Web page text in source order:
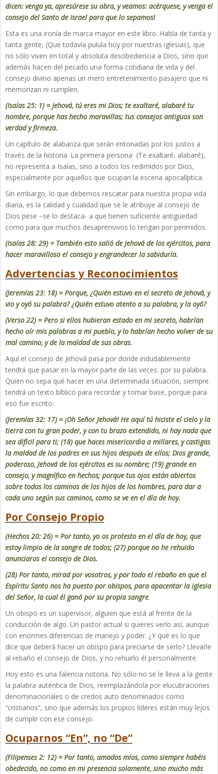
dicen: venga ya, apresúrese su obra, y veamos: acérquese, y venga el
consejo del Santo de Israel para que lo sepamos!
Esta es una ironía de marca mayor en este libro. Habla de tanta y
tanta gente, (Que todavía pulula hoy por nuestras iglesias), que
no sólo viven en total y absoluta desobediencia a Dios, sino que
además hacen del pecado una forma cotidiana de vida y del
consejo divino apenas un mero entretenimiento pasajero que ni
memorizan ni cumplen.
(Isaías 25: 1) = Jehová, tú eres mi Dios; te exaltaré, alabaré tu
nombre, porque has hecho maravillas; tus consejos antiguos son
verdad y firmeza.
Un capítulo de alabanza que serán entonadas por los justos a
través de la historia. La primera persona (Te exaltaré, alabaré),
no representa a Isaías, sino a todos los redimidos por Dios,
especialmente por aquellos que ocupan la escena apocalíptica.
Sin embargo, lo que debemos rescatar para nuestra propia vida
diaria, es la calidad y cualidad que se le atribuye al consejo de
Dios pese –se lo destaca- a que tienen suficiente antigüedad
como para que muchos desaprensivos lo tengan por perimidos.
(Isaías 28: 29) = También esto salió de Jehová de los ejércitos, para
hacer maravilloso el consejo y engrandecer la sabiduría.
Advertencias y Reconocimientos
(Jeremías 23: 18) = Porque, ¿Quién estuvo en el secreto de Jehová, y
vio y oyó su palabra? ¿Quién estuvo atento a su palabra, y la oyó?
(Verso 22) = Pero si ellos hubieran estado en mi secreto, habrían
hecho oír mis palabras a mi pueblo, y lo habrían hecho volver de su
mal camino, y de la maldad de sus obras.
Aquí el consejo de Jehová pasa por donde indudablemente
tendrá que pasar en la mayor parte de las veces: por su palabra.
Quien no sepa qué hacer en una determinada situación, siempre
tendrá un texto bíblico para recordar y tomar base, porque para
eso fue escrito.
(Jeremías 32: 17) = ¡Oh Señor Jehová! He aquí tú hiciste el cielo y la
tierra con tu gran poder, y con tu brazo extendido, ni hay nada que
sea difícil para ti; (18) que haces misericordia a millares, y castigas
la maldad de los padres en sus hijos después de ellos; Dios grande,
poderoso, Jehová de los ejércitos es su nombre; (19) grande en
consejo, y magnífico en hechos; porque tus ojos están abiertos
sobre todos los caminos de los hijos de los hombres, para dar a
cada uno según sus caminos, como se ve en el día de hoy.
Por Consejo Propio
(Hechos 20: 26) = Por tanto, yo os protesto en el día de hoy, que
estoy limpio de la sangre de todos; (27) porque no he rehuido
anunciaros el consejo de Dios.
(28) Por tanto, mirad por vosotros, y por todo el rebaño en que el
Espíritu Santo nos ha puesto por obispos, para apacentar la iglesia
del Señor, la cual él ganó por su propia sangre.
Un obispo es un supervisor, alguien que está al frente de la
conducción de algo. Un pastor actual si quieres verlo así, aunque
con enormes diferencias de manejo y poder. ¿Y qué es lo que
dice que deberá hacer un obispo para preciarse de serlo? Llevarle
al rebaño el consejo de Dios, y no rehuirlo él personalmente.
Hoy esto es una falencia notoria. No sólo no se le lleva a la gente
la palabra auténtica de Dios, reemplazándola por elucubraciones
denominacionales o de credos auto denominados como
“cristianos”, sino que además los propios líderes están muy lejos
de cumplir con ese consejo.
Ocuparnos “En”, no “De”
(Filipenses 2: 12) = Por tanto, amados míos, como siempre habéis
obedecido, no como en mi presencia solamente, sino mucho más